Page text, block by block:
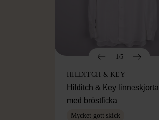
1/5
HILDITCH & KEY
Hilditch & Key linneskjorta
med bröstficka
Mycket gott skick